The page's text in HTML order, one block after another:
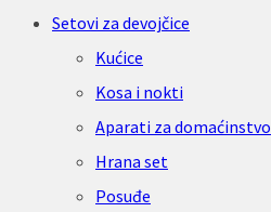
Setovi za devojčice
Kućice
Kosa i nokti
Aparati za domaćinstvo
Hrana set
Posuđe